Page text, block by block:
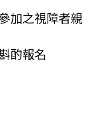
加之視障者親
酌報名